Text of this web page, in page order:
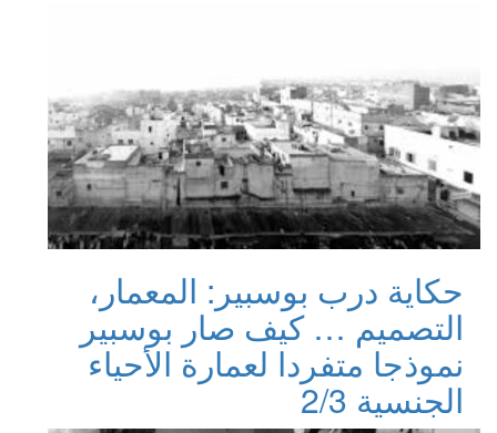
حكاية درب بوسبير: المعمار،
التصميم … كيف صار بوسبير
نموذجا متفردا لعمارة الأحياء
الجنسية 2/3